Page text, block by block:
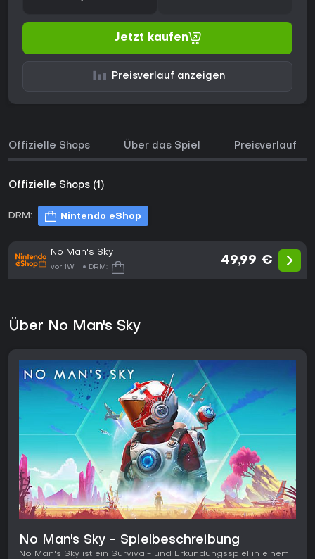
Jetzt kaufen
Preisverlauf anzeigen
Offizielle Shops Über das Spiel Preisverlauf
Offizielle Shops (1)
DRM: Nintendo eShop
No Man's Sky
vor 1W DRM:
49,99 €
Über No Man's Sky
No Man's Sky - Spielbeschreibung
No Man's Sky ist ein Survival- und Erkundungsspiel in einem